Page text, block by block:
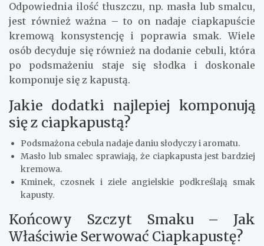
Odpowiednia ilość tłuszczu, np. masła lub smalcu,
jest również ważna – to on nadaje ciapkapuście
kremową konsystencję i poprawia smak. Wiele
osób decyduje się również na dodanie cebuli, która
po podsmażeniu staje się słodka i doskonale
komponuje się z kapustą.
Jakie dodatki najlepiej komponują
się z ciapkapustą?
Podsmażona cebula nadaje daniu słodyczy i aromatu.
Masło lub smalec sprawiają, że ciapkapusta jest bardziej
kremowa.
Kminek, czosnek i ziele angielskie podkreślają smak
kapusty.
Końcowy Szczyt Smaku – Jak
Właściwie Serwować Ciapkapustę?